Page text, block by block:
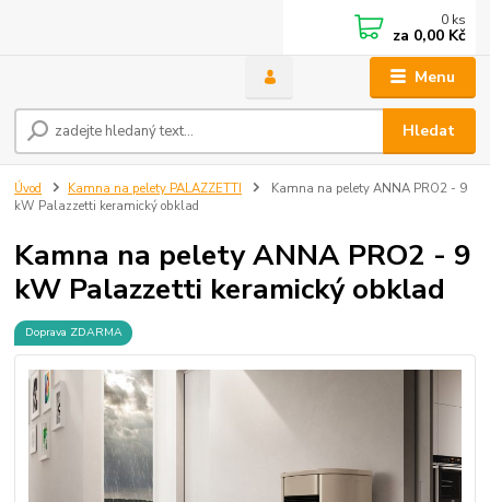
Menu
Hledat
0 ks
za 0,00 Kč
Úvod Kamna na pelety PALAZZETTI
Kamna na pelety ANNA PRO2 - 9
kW Palazzetti keramický obklad
Kamna na pelety ANNA PRO2 - 9
kW Palazzetti keramický obklad
Doprava ZDARMA